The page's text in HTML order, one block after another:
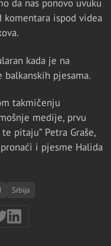
da nas ponovo uvuku
komentara ispod videa
kada je na
pjesama.
takmičenju
medije, prvu
pitaju” Petra Graše,
i pjesme Halida
Srbija